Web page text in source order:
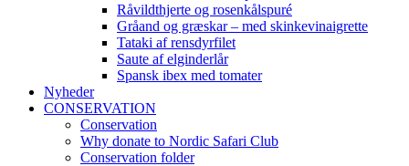
Råvildthjerte og rosenkålspuré
Gråand og græskar – med skinkevinaigrette
Tataki af rensdyrfilet
Saute af elginderlår
Spansk ibex med tomater
Nyheder
CONSERVATION
Conservation
Why donate to Nordic Safari Club
Conservation folder